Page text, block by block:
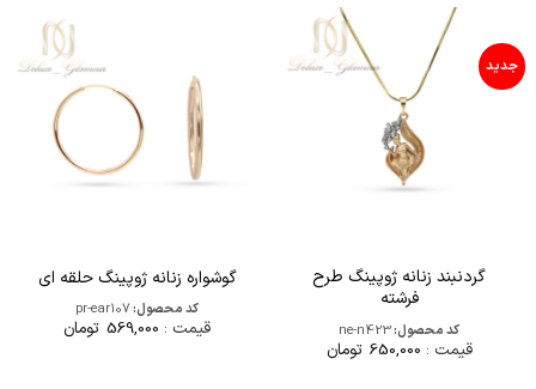
جدید
گردنبند زنانه ژوپینگ طرح
فرشته
کد محصول:ne-n423
قیمت : 650,000 تومان
گوشواره زنانه ژوپینگ حلقه ای
کد محصول:pr-ear107
قیمت : 569,000 تومان